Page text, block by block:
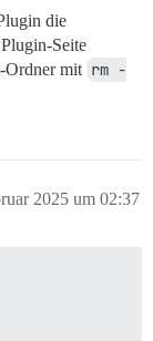
die
Seite
Ordner mit rm -
2025 um 02:37